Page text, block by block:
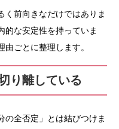
く前向きなだけではありま
的な安定性を持っていま
ごとに整理します。
り離している
の全否定」とは結びつけま